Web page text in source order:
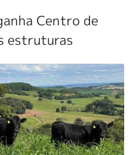
Centro de
estruturas